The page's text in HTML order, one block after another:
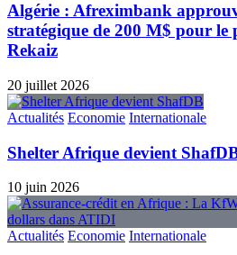
Algérie : Afreximbank
stratégique de 200 M$ pour le
Rekaiz
20 juillet 2026
Actualités Economie Internationale
Shelter Afrique devient
10 juin 2026
Actualités Economie Internationale